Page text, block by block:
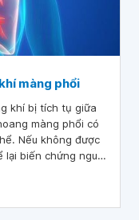
màng phổi
khí bị tích tụ giữa
màng phổi có
Nếu không được
lại biến chứng nguy